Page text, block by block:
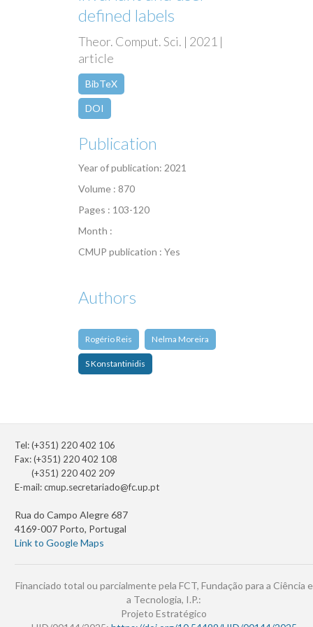
defined labels
Theor. Comput. Sci. | 2021 |
article
BibTeX
DOI
Publication
Year of publication: 2021
Volume : 870
Pages : 103-120
Month :
CMUP publication : Yes
Authors
Rogério Reis Nelma Moreira
S Konstantinidis
Tel: (+351) 220 402 106
Fax: (+351) 220 402 108
(+351) 220 402 209
E-mail:cmup.secretariado@fc.up.pt
Rua do Campo Alegre 687
4169-007 Porto, Portugal
Link to Google Maps
Financiado total ou parcialmente pela FCT, Fundação para a Ciência e
a Tecnologia, I.P.:
Projeto Estratégico